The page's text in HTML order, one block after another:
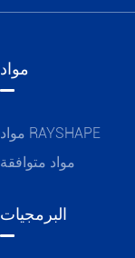
مواد
مواد RAYSHAPE
مواد متوافقة
البرمجيات